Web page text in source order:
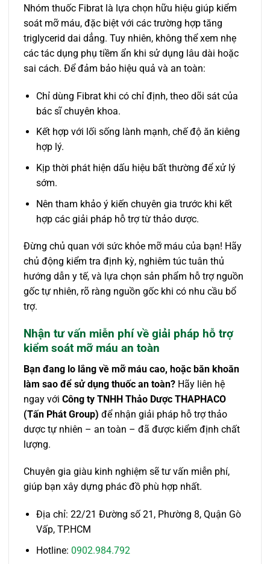
Nhóm thuốc Fibrat là lựa chọn hữu hiệu giúp kiểm
soát mỡ máu, đặc biệt với các trường hợp tăng
triglycerid dai dẳng. Tuy nhiên, không thể xem nhẹ
các tác dụng phụ tiềm ẩn khi sử dụng lâu dài hoặc
sai cách. Để đảm bảo hiệu quả và an toàn:
Chỉ dùng Fibrat khi có chỉ định, theo dõi sát của
bác sĩ chuyên khoa.
Kết hợp với lối sống lành mạnh, chế độ ăn kiêng
hợp lý.
Kịp thời phát hiện dấu hiệu bất thường để xử lý
sớm.
Nên tham khảo ý kiến chuyên gia trước khi kết
hợp các giải pháp hỗ trợ từ thảo dược.
Đừng chủ quan với sức khỏe mỡ máu của bạn! Hãy
chủ động kiểm tra định kỳ, nghiêm túc tuân thủ
hướng dẫn y tế, và lựa chọn sản phẩm hỗ trợ nguồn
gốc tự nhiên, rõ ràng nguồn gốc khi có nhu cầu bổ
trợ.
Nhận tư vấn miễn phí về giải pháp hỗ trợ
kiểm soát mỡ máu an toàn
Bạn đang lo lắng về mỡ máu cao, hoặc băn khoăn
làm sao để sử dụng thuốc an toàn? Hãy liên hệ
ngay với Công ty TNHH Thảo Dược THAPHACO
(Tấn Phát Group) để nhận giải pháp hỗ trợ thảo
dược tự nhiên – an toàn – đã được kiểm định chất
lượng.
Chuyên gia giàu kinh nghiệm sẽ tư vấn miễn phí,
giúp bạn xây dựng phác đồ phù hợp nhất.
Địa chỉ: 22/21 Đường số 21, Phường 8, Quận Gò
Vấp, TP.HCM
Hotline: 0902.984.792